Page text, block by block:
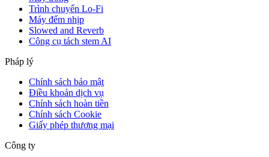
Trình chuyển Lo-Fi
Máy đếm nhịp
Slowed and Reverb
Công cụ tách stem AI
Pháp lý
Chính sách bảo mật
Điều khoản dịch vụ
Chính sách hoàn tiền
Chính sách Cookie
Giấy phép thương mại
Công ty